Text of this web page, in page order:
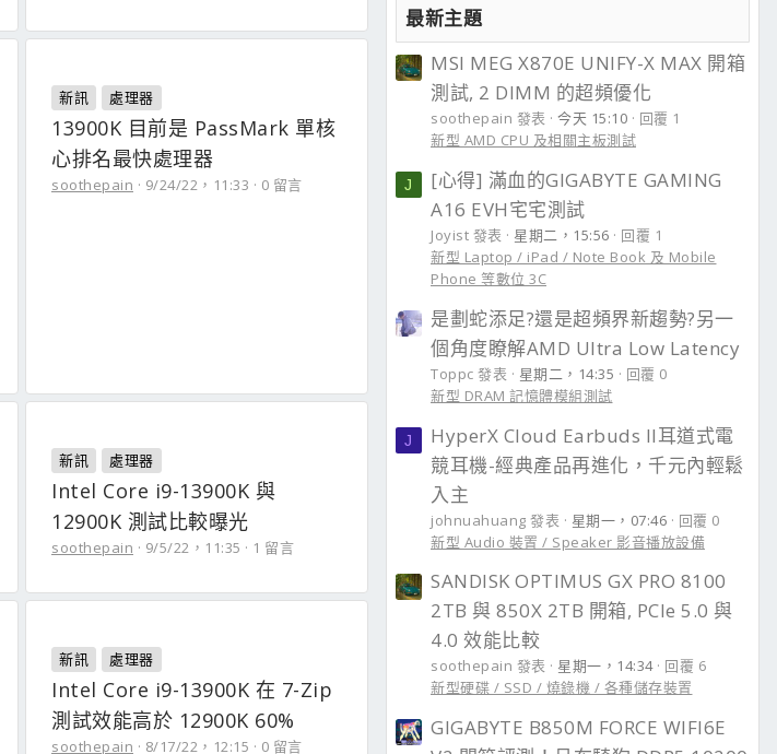
新訊 處理器
13900K 目前是 PassMark 單核
心排名最快處理器
soothepain 9/24/22，11:33 0 留言
新訊 處理器
Intel Core i9-13900K 與
12900K 測試比較曝光
soothepain 9/5/22，11:35 1 留言
新訊 處理器
Intel Core i9-13900K 在 7-Zip
測試效能高於 12900K 60%
soothepain 8/17/22，12:15 0 留言
最新主題
MSI MEG X870E UNIFY-X MAX 開箱
測試, 2 DIMM 的超頻優化
soothepain 發表 今天 15:10
回覆 1
新型 AMD CPU 及相關主板測試
J
[心得] 滿血的GIGABYTE GAMING
A16 EVH宅宅測試
Joyist 發表 星期二，15:56
回覆 1
新型 Laptop / iPad / Note Book 及 Mobile
Phone 等數位 3C
是劃蛇添足?還是超頻界新趨勢?另一
個角度瞭解AMD Ultra Low Latency
Toppc 發表 星期二，14:35
回覆 0
新型 DRAM 記憶體模組測試
J
HyperX Cloud Earbuds II耳道式電
競耳機-經典產品再進化，千元內輕鬆
入主
johnuahuang 發表 星期一，07:46
回覆 0
新型 Audio 裝置 / Speaker 影音播放設備
SANDISK OPTIMUS GX PRO 8100
2TB 與 850X 2TB 開箱, PCIe 5.0 與
4.0 效能比較
soothepain 發表 星期一，14:34
回覆 6
新型硬碟 / SSD / 燒錄機 / 各種儲存裝置
GIGABYTE B850M FORCE WIFI6E